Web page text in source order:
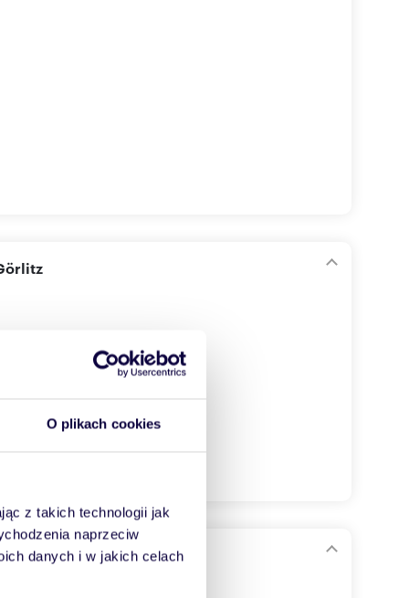
O plikach cookies
z takich technologii jak
naprzeciw
danych i w jakich celach